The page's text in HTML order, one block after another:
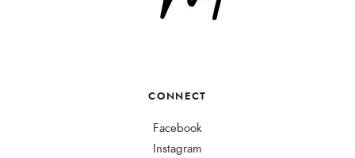
CONNECT
Facebook
Instagram